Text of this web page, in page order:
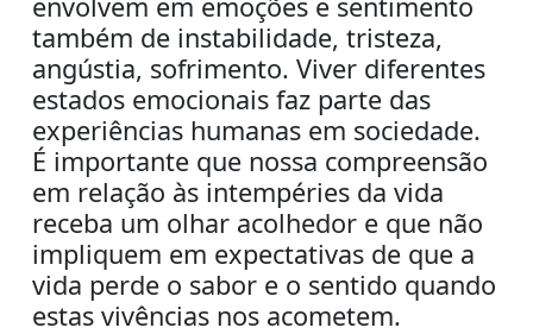
também de instabilidade, tristeza,
angústia, sofrimento. Viver diferentes
estados emocionais faz parte das
experiências humanas em sociedade.
É importante que nossa compreensão
em relação às intempéries da vida
receba um olhar acolhedor e que não
impliquem em expectativas de que a
vida perde o sabor e o sentido quando
estas vivências nos acometem.